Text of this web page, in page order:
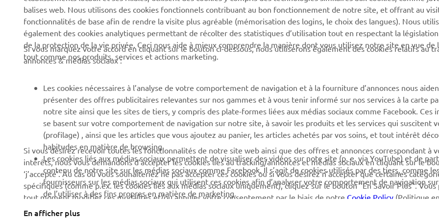
Événements
Press
Devenir revendeur
Politique en matière de
droits humains
Politique de durabilitè de
Canal d'alerte
Parcours de golf
Premiers secours
Robotics
Partenariats
Informations techniques
pour les réparateurs
indépendants
Yamalube Safety Data
Sheets
Yamaha Music
Yamaha Racing
Yamaha Motor Global
ligne
Catalogue pièces
détachées
Gestion des déchets de
batteries
Belgium (French)
balises web. Nous utilisons des cookies fonctionnels contribuant au bon fonctionnement de notre site, et offrant au
fonctionnalités de base afin de rendre la visite plus agréable (mémorisation des logins, le choix des langues). Nous
également des cookies analytiques permettant de récolter des statistiques d’utilisation tout en respectant la
de la protection de la vie privée. Ceci nous aide à mieux comprendre la manière dont vous utilisez notre site en vue de
tout comme nos produits, services et actions marketing.
Si vous marquez votre accord en cliquant sur le bouton ci-dessous, nous utiliserons également des cookies relatifs au
annonces & médias sociaux :
Les cookies nécessaires à l’analyse de votre comportement de navigation et à la fourniture d’annonces nous
présenter des offres publicitaires relevantes sur nos gammes et à vous tenir informé sur nos services à la carte
notre site ainsi que les sites de tiers, y compris des plate-formes liées aux médias sociaux comme Facebook. Ces
se basent sur votre comportement de navigation sur notre site, à savoir les produits et les services qui suscitent
(profilage) , ainsi que les articles que vous ajoutez au panier, les articles achetés par vos soins, et tout intérêt
habitudes en matière de browsing.
Les cookies liés aux médias sociaux permettent de visualiser des vidéos sur note site (p. e. via YouTube) et de
contenu de notre site sur les médias sociaux comme Facebook. Il s’agit de cookies utilisés par des tiers, comme
fournisseurs sur les médias sociaux qui utilisent ces cookies afin d’analyser votre comportement de navigation
de l’utiliser à des fins propres en matière de marketing.
Si vous désirez recevoir toutes les fonctionnalités de notre site web ainsi que des offres et annonces correspondant à
intérêts, nous vous demandons d’accepter les cookies liés au tracking/annonces et médias sociaux en cliquant sur le
‘j’accepte’. Au cas où vous souhaiteriez ne pas accepter ces cookies ou si vous désirez n’accepter que certaines
spécifiques (comme p.ex. les cookies liés aux médias sociaux uniquement), cliquez sur le bouton "En Savoir Plus". Vous
tout moment modifier ces modalités et/ou annuler votre consentement par le biais de notre Cookie Policy (Politique
d’acceptation de cookies). Veuillez prendre connaissance de cette politique afin d’apprendre plus sur les cookies que
En afficher plus